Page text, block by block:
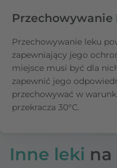
Przechowywanie leku
zapewniający jego
miejsce musi być dla
zapewnić jego
przechowywać w
przekracza 30°C.
Inne leki na